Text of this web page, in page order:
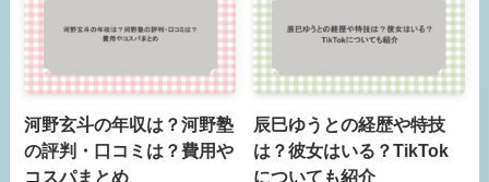
河野玄斗の年収は？河野塾
の評判・口コミは？費用や
コスパまとめ
辰巳ゆうとの経歴や特技
は？彼女はいる？TikTok
についても紹介